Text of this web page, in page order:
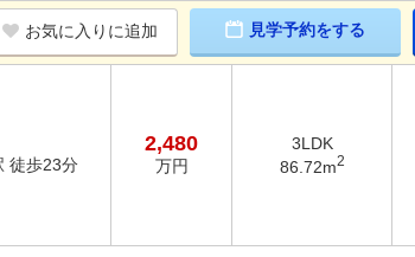
お気に入りに追加 見学予約をする
徒歩23分
2,480
万円
3LDK
86.72m2